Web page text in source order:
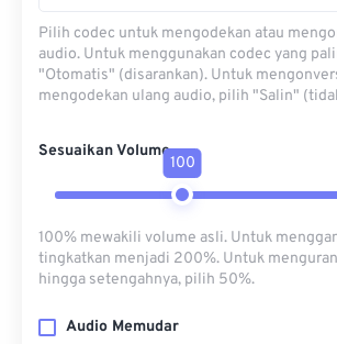
Pilih codec untuk mengodekan atau
audio. Untuk menggunakan codec yang
"Otomatis" (disarankan). Untuk
mengodekan ulang audio, pilih "Salin"
Sesuaikan Volume
100
100% mewakili volume asli. Untuk
tingkatkan menjadi 200%. Untuk
hingga setengahnya, pilih 50%.
Audio Memudar